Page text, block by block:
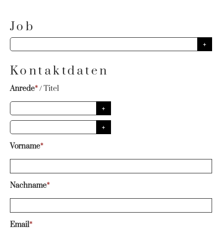
Job
Kontaktdaten
Anrede*/Titel
Vorname*
Nachname*
Email*